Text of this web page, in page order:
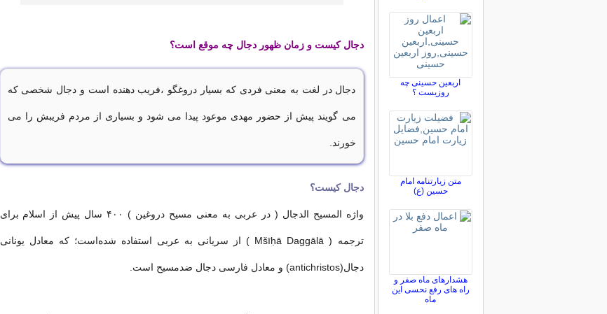
دجال كيست و زمان ظهور دجال چه موقع است؟
دجال در لغت به معنی فردی که بسیار دروغگو ،فریب دهنده است و دجال شخصی که
می گویند پیش از حضور مهدی موعود پیدا می شود و بسیاری از مردم فریبش را می
خورند.
دجال کیست؟
واژه المسیح الدجال ( در عربی به معنی مسیح دروغین ) ۴۰۰ سال پیش از اسلام برای
ترجمه ( Mšīḥā Daggālā ) از سریانی به عربی استفاده شده‌است؛ که معادل یونانی
دجال(antichristos) و معادل فارسی دجال ضدمسیح است.
اربعین حسینی چه
روزیست ؟
متن زیارتنامه امام
حسین (ع)
هشدارهای ماه صفر و
راه های رفع نحسی این
ماه